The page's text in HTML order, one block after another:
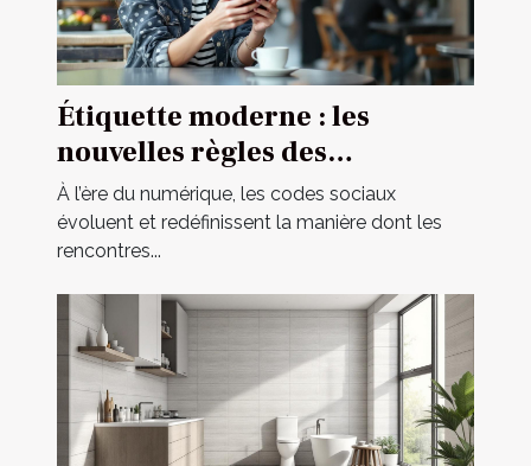
Étiquette moderne : les
nouvelles règles des
rencontres occasionnelles
À l’ère du numérique, les codes sociaux
évoluent et redéfinissent la manière dont les
rencontres...